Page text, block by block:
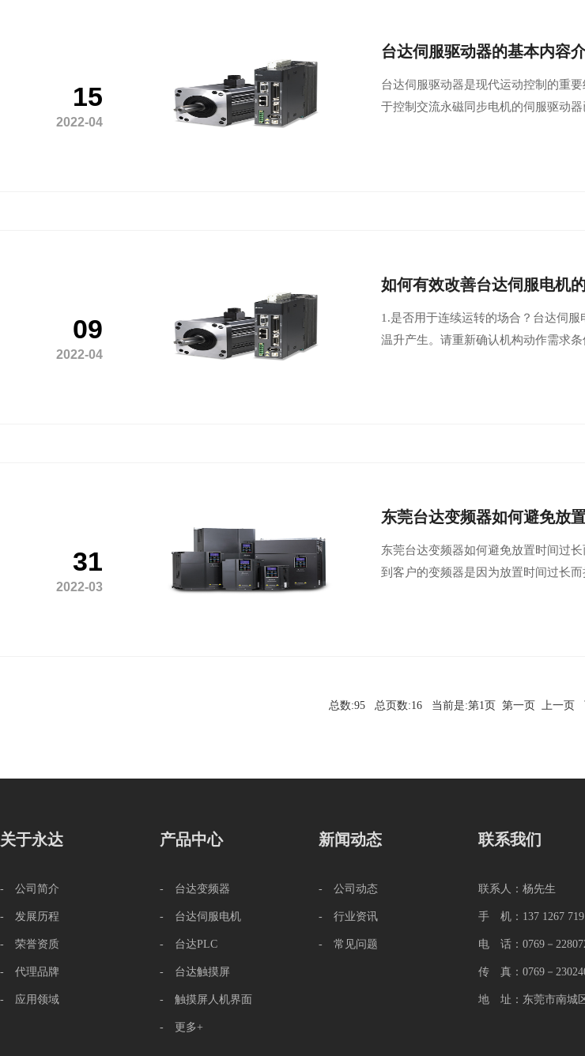
15
2022-04
台达伺服驱动器的基本内容
台达伺服驱动器是现代运动控制的重
于控制交流永磁同步电机的伺服驱动器
09
2022-04
如何有效改善台达伺服电机
1.是否用于连续运转的场合？台达伺
温升产生。请重新确认机构动作需求条
31
2022-03
东莞台达变频器如何避免放
东莞台达变频器如何避免放置时间过
到客户的变频器是因为放置时间过长
总数:95 总页数:16 当前是:第1页 第一页 上一页
关于永达
- 公司简介
- 发展历程
- 荣誉资质
- 代理品牌
- 应用领域
产品中心
- 台达变频器
- 台达伺服电机
- 台达PLC
- 台达触摸屏
- 触摸屏人机界面
- 更多+
新闻动态
- 公司动态
- 行业资讯
- 常见问题
联系我们
联系人：杨先生
手 机：137 1267
电 话：0769－
传 真：0769－
地 址：东莞市南城